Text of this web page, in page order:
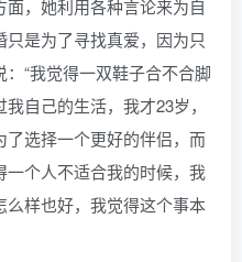
，她利用各种言论来为自
是为了寻找真爱，因为只
“我觉得一双鞋子合不合脚
自己的生活，我才23岁，
选择一个更好的伴侣，而
个人不适合我的时候，我
样也好，我觉得这个事本